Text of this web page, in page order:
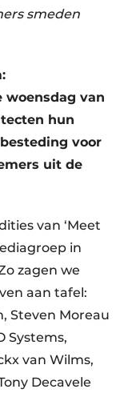
smeden
woensdag van
hun
voor
uit de
van ‘Meet
in
zagen we
aan tafel:
Steven Moreau
Systems,
van Wilms,
Decavele